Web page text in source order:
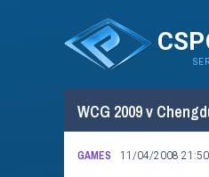
WCG 2009 v
GAMES 11/04/2008 21:50